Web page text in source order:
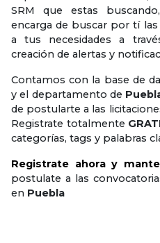
SRM que estas
encarga de buscar por tí
a tus necesidades a
creación de alertas y
Contamos con la base de
y el departamento de
de postularte a las
Registrate totalmente
categorías, tags y palabras
Registrate ahora y
postulate a las
en Puebla